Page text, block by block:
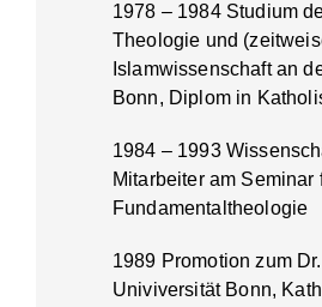
1978 – 1984 Studium
Theologie und
Islamwissenschaft an
Bonn, Diplom in
1984 – 1993
Mitarbeiter am Seminar
Fundamentaltheologie
1989 Promotion zum
Univiversität Bonn,